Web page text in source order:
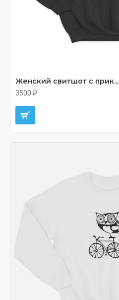
Женский свитшот с прик...
3500 ₽